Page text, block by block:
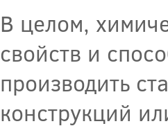
В целом,
свойств и
производить
конструкций